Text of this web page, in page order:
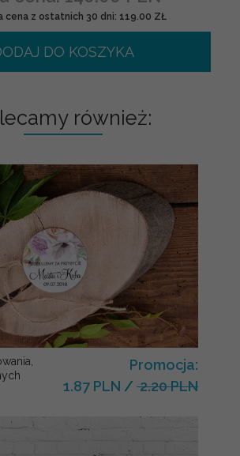
cena z ostatnich 30 dni: 119.00 ZŁ
DO KOSZYKA
również:
Promocja:
1.87 PLN / 2.20 PLN